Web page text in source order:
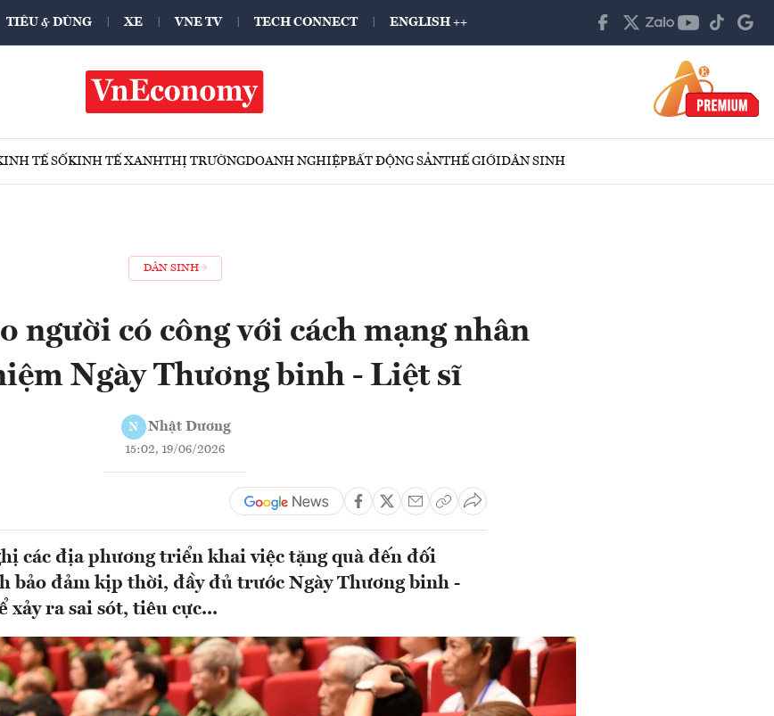
TIÊU & DÙNG XE VNE TV TECH CONNECT ENGLISH ++
TẾ SỐKINH TẾ XANHTHỊ TRƯỜNGDOANH NGHIỆPBẤT ĐỘNG SẢNTHẾ GIỚIDÂN SINH
DÂN SINH
người có công với cách mạng nhân
Ngày Thương binh - Liệt sĩ
N Nhật Dương
15:02, 19/06/2026
các địa phương triển khai việc tặng quà đến đối
bảo đảm kịp thời, đầy đủ trước Ngày Thương binh -
xảy ra sai sót, tiêu cực...